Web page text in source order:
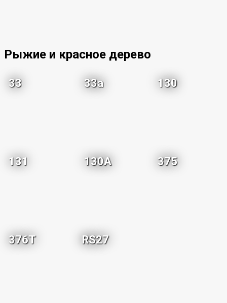
Рыжие и красное дерево
33 33a 130
131 130A 375
376T RS27